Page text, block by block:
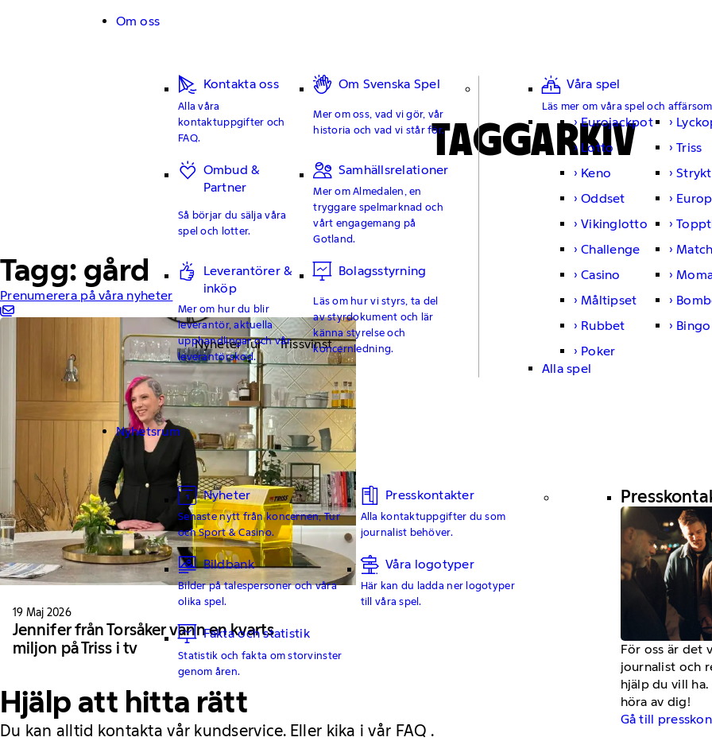
Om oss
Kontakta oss
Alla våra
kontaktuppgifter och
FAQ.
Om Svenska Spel
Mer om oss, vad vi gör, vår
historia och vad vi står för.
Ombud &
Partner
Så börjar du sälja våra
spel och lotter.
Samhällsrelationer
Mer om Almedalen, en
tryggare spelmarknad och
vårt engagemang på
Gotland.
Leverantörer &
inköp
Mer om hur du blir
leverantör, aktuella
upphandlingar och vår
leverantörskod.
Bolagsstyrning
Läs om hur vi styrs, ta del
av styrdokument och lär
känna styrelse och
koncernledning.
Våra spel
Läs mer om våra spel och
Eurojackpot
Lotto
Triss
Keno
Oddset
Vikinglotto
Challenge
Casino
Måltipset
Rubbet
Bingo
Poker
Alla spel
Nyhetsrum
Nyheter
Senaste nytt från koncernen, Tur
och Sport & Casino.
Presskontakter
Alla kontaktuppgifter du som
journalist behöver.
Bildbank
Bilder på talespersoner och våra
olika spel.
Våra logotyper
Här kan du ladda ner logotyper
till våra spel.
Fakta och statistik
Statistik och fakta om storvinster
genom åren.
För oss är det
journalist och
hjälp du vill
höra av dig!
Gå till
TAGGARKIV
Tagg: gård
Prenumerera på våra nyheter
Nyheter Tur Trissvinst
19 Maj 2026
Jennifer från Torsåker vann en kvarts
miljon på Triss i tv
Hjälp att hitta rätt
Du kan alltid kontakta vår kundservice. Eller kika i vår FAQ .